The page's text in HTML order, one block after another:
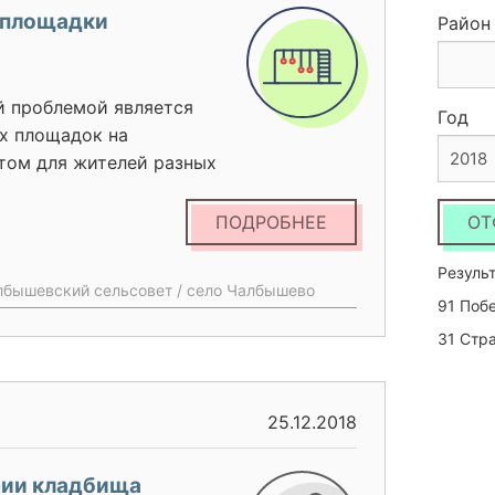
проблемой является
площадок на
для жителей разных
учащихся школы,
Реализация
многосторонние
в занятиях спортом
воздухе. 2.
ПОДРОБНЕЕ
сельсовет / село Чалбышево
25.12.2018
кладбища
Район
Год
2018
91
31